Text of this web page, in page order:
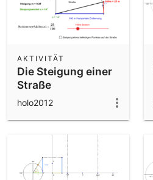
Die Steigung einer
Straße
AKTIVITÄT
holo2012